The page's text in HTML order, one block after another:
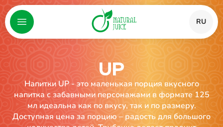
RU
UP
Напитки UP - это маленькая порция вкусного
напитка с забавными персонажами в формате 125
мл идеальна как по вкусу, так и по размеру.
Доступная цена за порцию – радость для большого